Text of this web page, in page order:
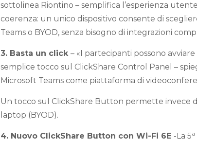
sottolinea Riontino – semplifica l’esperienza
coerenza: un unico dispositivo consente di
Teams o BYOD, senza bisogno di integrazioni
3. Basta un click – «I partecipanti possono
semplice tocco sul ClickShare Control Panel –
Microsoft Teams come piattaforma di
Un tocco sul ClickShare Button permette invece
laptop (BYOD).
4. Nuovo ClickShare Button con Wi-Fi 6E -La 5a